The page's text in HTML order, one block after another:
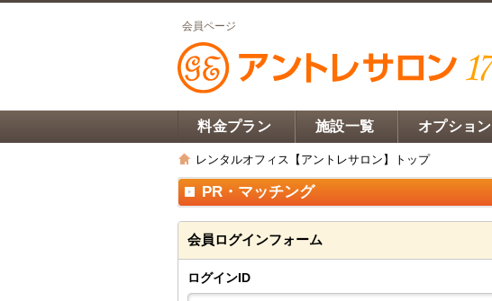
会員ページ
料金プラン 施設一覧 オプション
レンタルオフィス【アントレサロン】トップ
PR・マッチング
会員ログインフォーム
ログインID